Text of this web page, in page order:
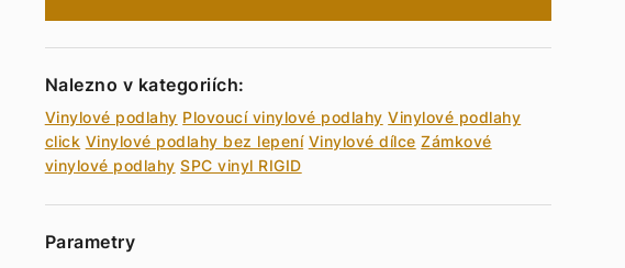
Nalezno v kategoriích:
Vinylové podlahy Plovoucí vinylové podlahy Vinylové podlahy
click Vinylové podlahy bez lepení Vinylové dílce Zámkové
vinylové podlahy SPC vinyl RIGID
Parametry